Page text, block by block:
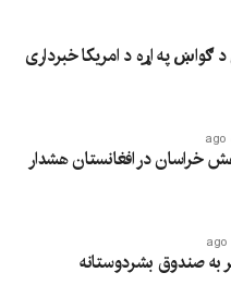
په اړه د امریکا خبرداری
خراسان در افغانستان هشدار
دالر به صندوق بشردوستانه